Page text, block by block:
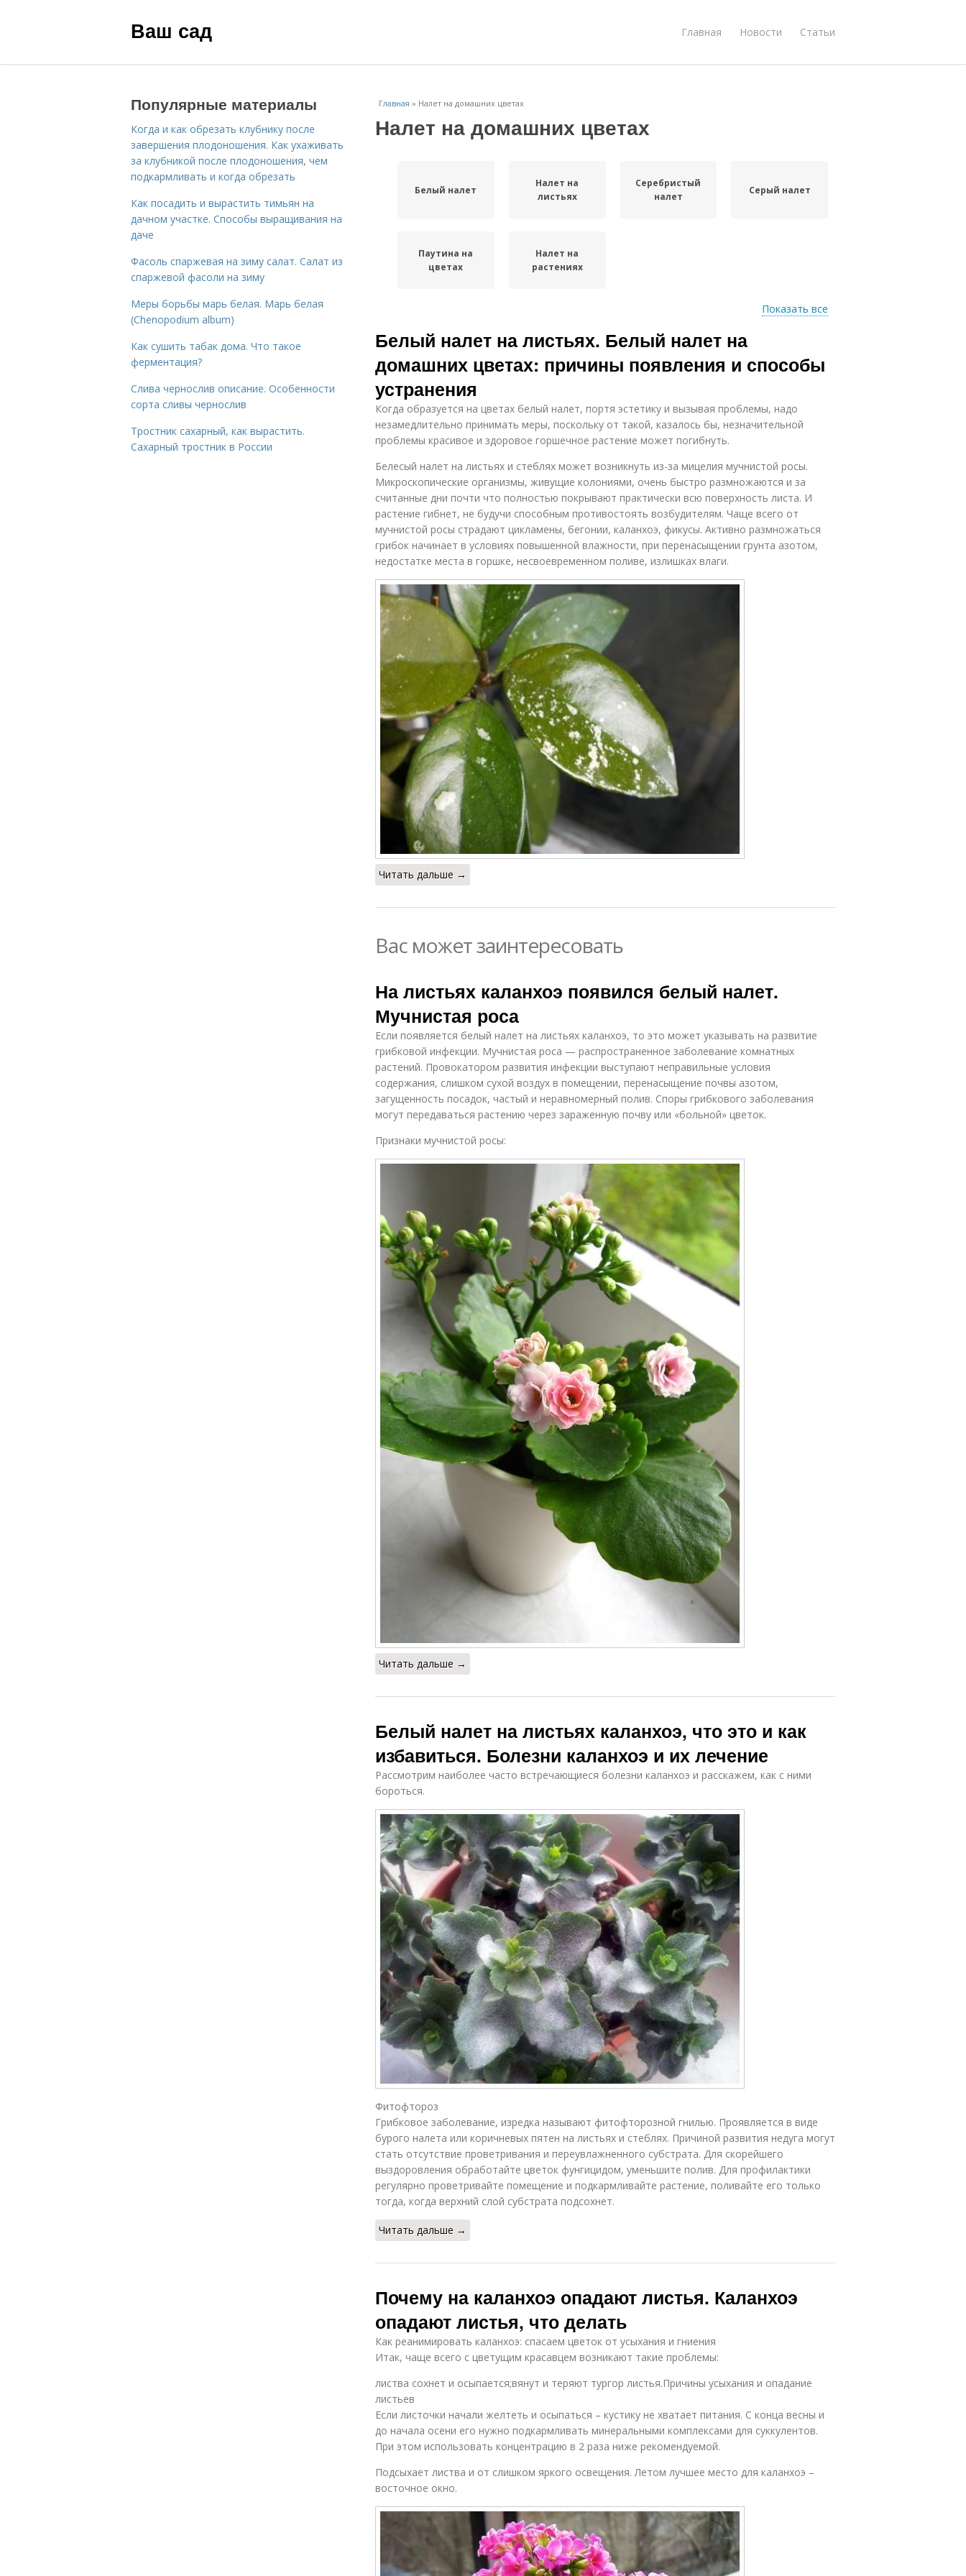
Ваш сад Главная Новости Статьи
Главная » Налет на домашних цветах
Налет на домашних цветах
Белый налет
Налет на
листьях
Серебристый
налет
Серый налет
Паутина на
цветах
Налет на
растениях
Показать все
Белый налет на листьях. Белый налет на
домашних цветах: причины появления и способы
устранения
Когда образуется на цветах белый налет, портя эстетику и вызывая проблемы, надо
незамедлительно принимать меры, поскольку от такой, казалось бы, незначительной
проблемы красивое и здоровое горшечное растение может погибнуть.
Белесый налет на листьях и стеблях может возникнуть из-за мицелия мучнистой росы.
Микроскопические организмы, живущие колониями, очень быстро размножаются и за
считанные дни почти что полностью покрывают практически всю поверхность листа. И
растение гибнет, не будучи способным противостоять возбудителям. Чаще всего от
мучнистой росы страдают цикламены, бегонии, каланхоэ, фикусы. Активно размножаться
грибок начинает в условиях повышенной влажности, при перенасыщении грунта азотом,
недостатке места в горшке, несвоевременном поливе, излишках влаги.
Читать дальше →
Вас может заинтересовать
На листьях каланхоэ появился белый налет.
Мучнистая роса
Если появляется белый налет на листьях каланхоэ, то это может указывать на развитие
грибковой инфекции. Мучнистая роса — распространенное заболевание комнатных
растений. Провокатором развития инфекции выступают неправильные условия
содержания, слишком сухой воздух в помещении, перенасыщение почвы азотом,
загущенность посадок, частый и неравномерный полив. Споры грибкового заболевания
могут передаваться растению через зараженную почву или «больной» цветок.
Признаки мучнистой росы:
Читать дальше →
Белый налет на листьях каланхоэ, что это и как
избавиться. Болезни каланхоэ и их лечение
Рассмотрим наиболее часто встречающиеся болезни каланхоэ и расскажем, как с ними
бороться.
Фитофтороз
Грибковое заболевание, изредка называют фитофторозной гнилью. Проявляется в виде
бурого налета или коричневых пятен на листьях и стеблях. Причиной развития недуга могут
стать отсутствие проветривания и переувлажненного субстрата. Для скорейшего
выздоровления обработайте цветок фунгицидом, уменьшите полив. Для профилактики
регулярно проветривайте помещение и подкармливайте растение, поливайте его только
тогда, когда верхний слой субстрата подсохнет.
Читать дальше →
Почему на каланхоэ опадают листья. Каланхоэ
опадают листья, что делать
Как реанимировать каланхоэ: спасаем цветок от усыхания и гниения
Итак, чаще всего с цветущим красавцем возникают такие проблемы:
листва сохнет и осыпается;вянут и теряют тургор листья.Причины усыхания и опадание
листьев
Если листочки начали желтеть и осыпаться – кустику не хватает питания. С конца весны и
до начала осени его нужно подкармливать минеральными комплексами для суккулентов.
При этом использовать концентрацию в 2 раза ниже рекомендуемой.
Подсыхает листва и от слишком яркого освещения. Летом лучшее место для каланхоэ –
восточное окно.
Популярные материалы
Когда и как обрезать клубнику после
завершения плодоношения. Как ухаживать
за клубникой после плодоношения, чем
подкармливать и когда обрезать
Как посадить и вырастить тимьян на
дачном участке. Способы выращивания на
даче
Фасоль спаржевая на зиму салат. Салат из
спаржевой фасоли на зиму
Меры борьбы марь белая. Марь белая
(Chenopodium album)
Как сушить табак дома. Что такое
ферментация?
Слива чернослив описание. Особенности
сорта сливы чернослив
Тростник сахарный, как вырастить.
Сахарный тростник в России